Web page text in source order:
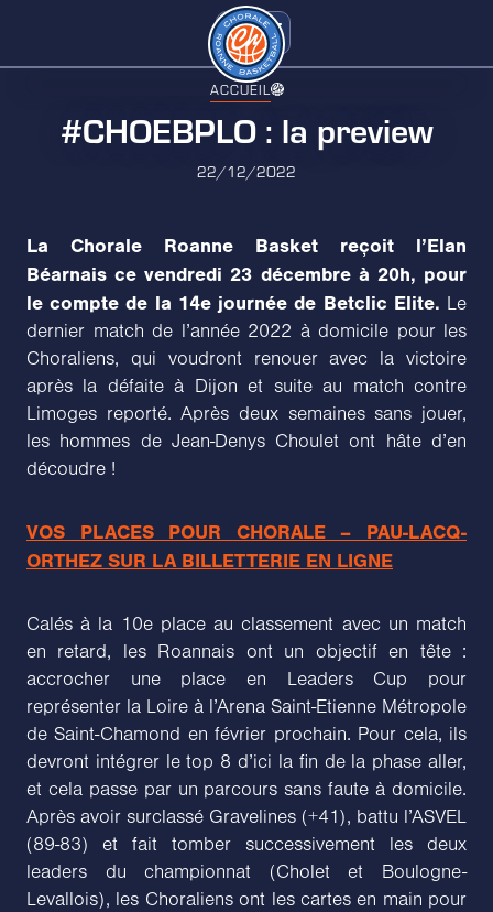
ACCUEIL
#CHOEBPLO : la preview
22/12/2022
La Chorale Roanne Basket reçoit l’Elan
Béarnais ce vendredi 23 décembre à 20h, pour
le compte de la 14e journée de Betclic Elite. Le
dernier match de l’année 2022 à domicile pour les
Choraliens, qui voudront renouer avec la victoire
après la défaite à Dijon et suite au match contre
Limoges reporté. Après deux semaines sans jouer,
les hommes de Jean-Denys Choulet ont hâte d’en
découdre !
VOS PLACES POUR CHORALE – PAU-LACQ-
ORTHEZ SUR LA BILLETTERIE EN LIGNE
Calés à la 10e place au classement avec un match
en retard, les Roannais ont un objectif en tête :
accrocher une place en Leaders Cup pour
représenter la Loire à l’Arena Saint-Etienne Métropole
de Saint-Chamond en février prochain. Pour cela, ils
devront intégrer le top 8 d’ici la fin de la phase aller,
et cela passe par un parcours sans faute à domicile.
Après avoir surclassé Gravelines (+41), battu l’ASVEL
(89-83) et fait tomber successivement les deux
leaders du championnat (Cholet et Boulogne-
Levallois), les Choraliens ont les cartes en main pour